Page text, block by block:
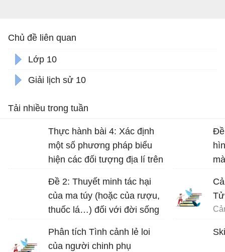
Chủ đề liên quan
Lớp 10
Giải lịch sử 10
Tải nhiều trong tuần
Thực hành bài 4: Xác định
một số phương pháp biểu
hiện các đối tượng địa lí trên
Đề 2: Thuyết minh tác hại
của ma túy (hoặc của rượu,
thuốc lá…) đối với đời sống
Phân tích Tình cảnh lẻ loi
của người chinh phụ
Đề